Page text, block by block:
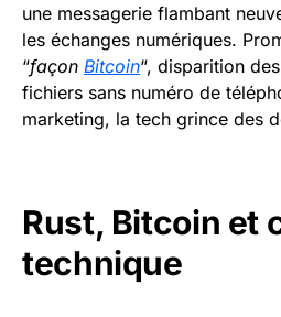
une messagerie flambant
les échanges numériques.
“façon Bitcoin“, disparition
fichiers sans numéro de
marketing, la tech grince des
Rust, Bitcoin et
technique